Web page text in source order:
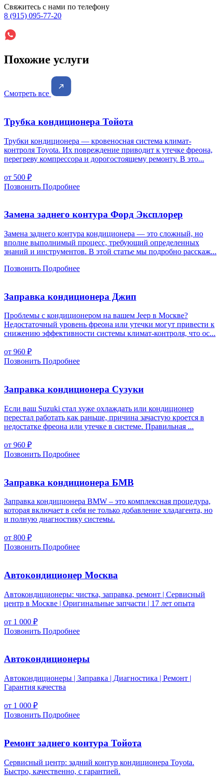
Свяжитесь с нами по телефону
8 (915) 095-77-20
Похожие услуги
Смотреть все
Трубка кондиционера Тойота
Трубки кондиционера — кровеносная система климат-
контроля Toyota. Их повреждение приводит к утечке фреона,
перегреву компрессора и дорогостоящему ремонту. В это...
от 500 ₽
Позвонить Подробнее
Замена заднего контура Форд Эксплорер
Замена заднего контура кондиционера — это сложный, но
вполне выполнимый процесс, требующий определенных
знаний и инструментов. В этой статье мы подробно расскаж...
Позвонить Подробнее
Заправка кондиционера Джип
Проблемы с кондиционером на вашем Jeep в Москве?
Недостаточный уровень фреона или утечки могут привести к
снижению эффективности системы климат-контроля, что ос...
от 960 ₽
Позвонить Подробнее
Заправка кондиционера Сузуки
Если ваш Suzuki стал хуже охлаждать или кондиционер
перестал работать как раньше, причина зачастую кроется в
недостатке фреона или утечке в системе. Правильная ...
от 960 ₽
Позвонить Подробнее
Заправка кондиционера БМВ
Заправка кондиционера BMW – это комплексная процедура,
которая включает в себя не только добавление хладагента, но
и полную диагностику системы.
от 800 ₽
Позвонить Подробнее
Автокондиционер Москва
Автокондиционеры: чистка, заправка, ремонт | Сервисный
центр в Москве | Оригинальные запчасти | 17 лет опыта
от 1 000 ₽
Позвонить Подробнее
Автокондиционеры
Автокондиционеры | Заправка | Диагностика | Ремонт |
Гарантия качества
от 1 000 ₽
Позвонить Подробнее
Ремонт заднего контура Тойота
Сервисный центр: задний контур кондиционера Toyota.
Быстро, качественно, с гарантией.